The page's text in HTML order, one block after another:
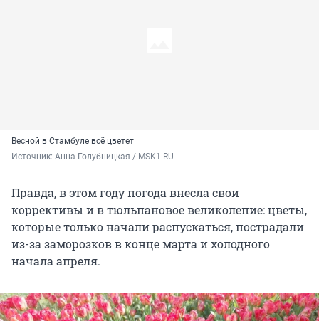
Весной в Стамбуле всё цветет
Источник: Анна Голубницкая / MSK1.RU
Правда, в этом году погода внесла свои
коррективы и в тюльпановое великолепие: цветы,
которые только начали распускаться, пострадали
из-за заморозков в конце марта и холодного
начала апреля.